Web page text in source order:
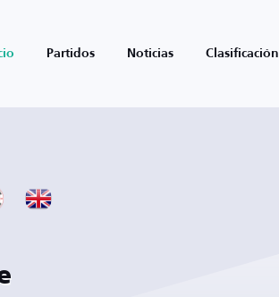
Partidos Noticias Clasificación